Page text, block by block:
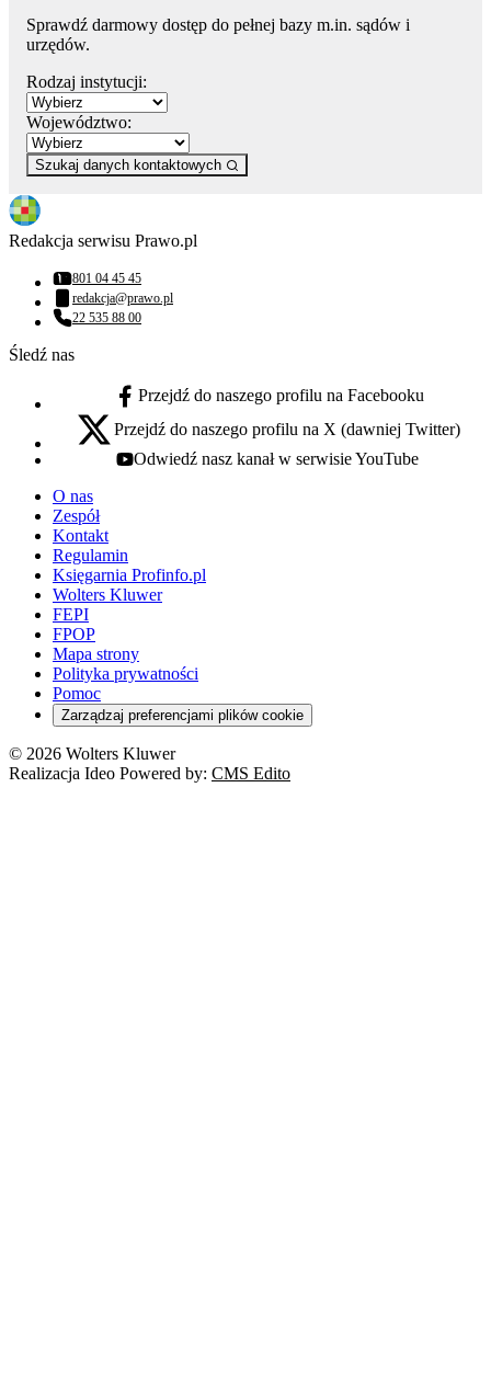
Sprawdź darmowy dostęp do pełnej bazy m.in. sądów i
urzędów.
Rodzaj instytucji:
Województwo:
Szukaj danych kontaktowych
Redakcja serwisu Prawo.pl
Numer telefonu:
801 04 45 45
Adres email:
redakcja@prawo.pl
Numer telefonu:
22 535 88 00
Śledź nas
facebook - otwiera się w nowej karcie
Przejdź do naszego profilu na Facebooku
x - otwiera się w nowej karcie
Przejdź do naszego profilu na X (dawniej Twitter)
youtube - otwiera się w nowej karcie
Odwiedź nasz kanał w serwisie YouTube
O nas
Zespół
Kontakt
Regulamin
Księgarnia Profinfo.pl
Wolters Kluwer
FEPI
FPOP
Mapa strony
Polityka prywatności
Pomoc
Zarządzaj preferencjami plików cookie
© 2026 Wolters Kluwer
Realizacja Ideo Powered by: CMS Edito